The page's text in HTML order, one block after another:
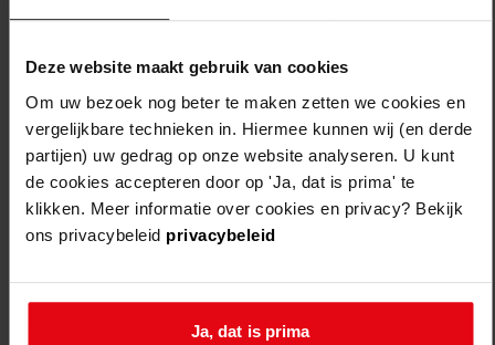
Deze website maakt gebruik van cookies
Om uw bezoek nog beter te maken zetten we cookies en
vergelijkbare technieken in. Hiermee kunnen wij (en derde
partijen) uw gedrag op onze website analyseren. U kunt
de cookies accepteren door op 'Ja, dat is prima' te
klikken. Meer informatie over cookies en privacy? Bekijk
ons privacybeleid privacybeleid
Ja, dat is prima